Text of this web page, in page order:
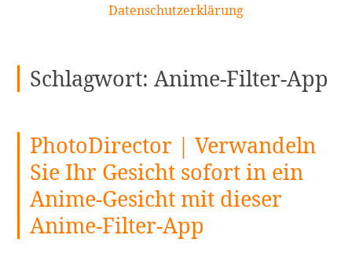
Datenschutzerklärung
Schlagwort:Anime-Filter-App
PhotoDirector | Verwandeln
Sie Ihr Gesicht sofort in ein
Anime-Gesicht mit dieser
Anime-Filter-App